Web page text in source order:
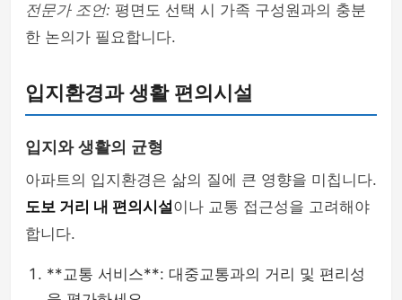
전문가 조언: 평면도 선택 시 가족 구성원과의 충분
한 논의가 필요합니다.
입지환경과 생활 편의시설
입지와 생활의 균형
아파트의 입지환경은 삶의 질에 큰 영향을 미칩니다.
도보 거리 내 편의시설이나 교통 접근성을 고려해야
합니다.
**교통 서비스**: 대중교통과의 거리 및 편리성